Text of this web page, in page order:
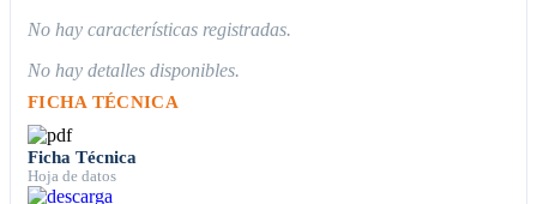
No hay características registradas.
No hay detalles disponibles.
FICHA TÉCNICA
Ficha Técnica
Hoja de datos